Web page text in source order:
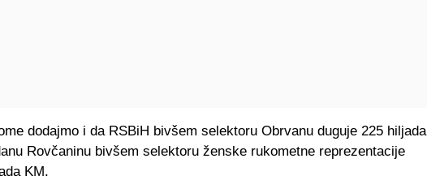
dodajmo i da RSBiH bivšem selektoru Obrvanu duguje 225 hiljada
Rovčaninu bivšem selektoru ženske rukometne reprezentacije
KM.